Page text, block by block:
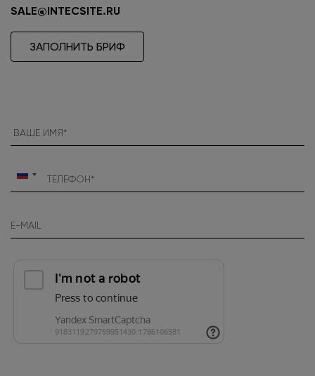
SALE@INTECSITE.RU
ЗАПОЛНИТЬ БРИФ
Россия